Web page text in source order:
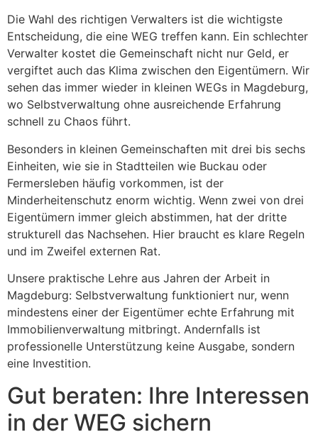
Die Wahl des richtigen Verwalters ist die wichtigste
Entscheidung, die eine WEG treffen kann. Ein schlechter
Verwalter kostet die Gemeinschaft nicht nur Geld, er
vergiftet auch das Klima zwischen den Eigentümern. Wir
sehen das immer wieder in kleinen WEGs in Magdeburg,
wo Selbstverwaltung ohne ausreichende Erfahrung
schnell zu Chaos führt.
Besonders in kleinen Gemeinschaften mit drei bis sechs
Einheiten, wie sie in Stadtteilen wie Buckau oder
Fermersleben häufig vorkommen, ist der
Minderheitenschutz enorm wichtig. Wenn zwei von drei
Eigentümern immer gleich abstimmen, hat der dritte
strukturell das Nachsehen. Hier braucht es klare Regeln
und im Zweifel externen Rat.
Unsere praktische Lehre aus Jahren der Arbeit in
Magdeburg: Selbstverwaltung funktioniert nur, wenn
mindestens einer der Eigentümer echte Erfahrung mit
Immobilienverwaltung mitbringt. Andernfalls ist
professionelle Unterstützung keine Ausgabe, sondern
eine Investition.
Gut beraten: Ihre Interessen
in der WEG sichern